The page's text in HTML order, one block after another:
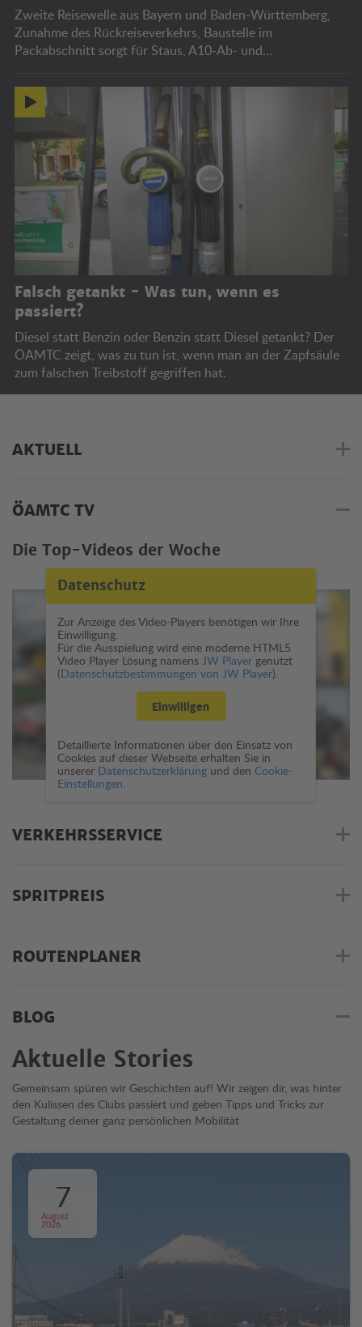
Zweite Reisewelle aus Bayern und Baden-Württemberg,
Zunahme des Rückreiseverkehrs, Baustelle im
Packabschnitt sorgt für Staus, A10-Ab- und
Falsch getankt - Was tun, wenn es
passiert?
Diesel statt Benzin oder Benzin statt Diesel getankt? Der
ÖAMTC zeigt, was zu tun ist, wenn man an der Zapfsäule
zum falschen Treibstoff gegriffen hat.
AKTUELL
ÖAMTC TV
Die Top-Videos der Woche
Datenschutz
Zur Anzeige des Video-Players benötigen wir Ihre
Einwilligung.
Für die Ausspielung wird eine moderne HTML5
Video Player Lösung namens JW Playergenutzt
(Datenschutzbestimmungen von JW Player).
Einwilligen
Detaillierte Informationen über den Einsatz von
Cookies auf dieser Webseite erhalten Sie in
unserer Datenschutzerklärungund den Cookie-
Einstellungen.
VERKEHRSSERVICE
SPRITPREIS
ROUTENPLANER
BLOG
Aktuelle Stories
Gemeinsam spüren wir Geschichten auf! Wir zeigen dir, was hinter
den Kulissen des Clubs passiert und geben Tipps und Tricks zur
Gestaltung deiner ganz persönlichen Mobilität
7
August
2026